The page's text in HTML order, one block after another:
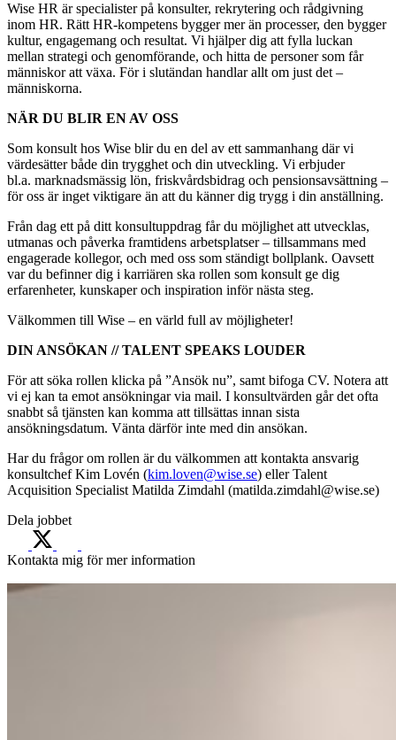
Wise HR är specialister på konsulter, rekrytering och rådgivning
inom HR. Rätt HR-kompetens bygger mer än processer, den bygger
kultur, engagemang och resultat. Vi hjälper dig att fylla luckan
mellan strategi och genomförande, och hitta de personer som får
människor att växa. För i slutändan handlar allt om just det –
människorna.
NÄR DU BLIR EN AV OSS
Som konsult hos Wise blir du en del av ett sammanhang där vi
värdesätter både din trygghet och din utveckling. Vi erbjuder
bl.a. marknadsmässig lön, friskvårdsbidrag och pensionsavsättning –
för oss är inget viktigare än att du känner dig trygg i din anställning.
Från dag ett på ditt konsultuppdrag får du möjlighet att utvecklas,
utmanas och påverka framtidens arbetsplatser – tillsammans med
engagerade kollegor, och med oss som ständigt bollplank. Oavsett
var du befinner dig i karriären ska rollen som konsult ge dig
erfarenheter, kunskaper och inspiration inför nästa steg.
Välkommen till Wise – en värld full av möjligheter!
DIN ANSÖKAN // TALENT SPEAKS LOUDER
För att söka rollen klicka på ”Ansök nu”, samt bifoga CV. Notera att
vi ej kan ta emot ansökningar via mail. I konsultvärden går det ofta
snabbt så tjänsten kan komma att tillsättas innan sista
ansökningsdatum. Vänta därför inte med din ansökan.
Har du frågor om rollen är du välkommen att kontakta ansvarig
konsultchef Kim Lovén (kim.loven@wise.se) eller Talent
Acquisition Specialist Matilda Zimdahl (matilda.zimdahl@wise.se)
Dela jobbet
Kontakta mig för mer information